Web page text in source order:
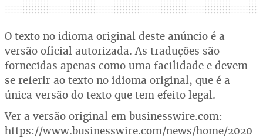
O texto no idioma original deste anúncio é a
versão oficial autorizada. As traduções são
fornecidas apenas como uma facilidade e devem
se referir ao texto no idioma original, que é a
única versão do texto que tem efeito legal.
Ver a versão original em businesswire.com:
https://www.businesswire.com/news/home/2020